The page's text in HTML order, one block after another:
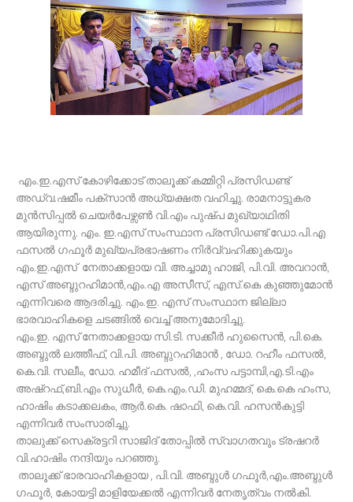
എം.ഇ.എസ് കോഴിക്കോട് താലൂക്ക് കമ്മിറ്റി പ്രസിഡണ്ട്
അഡ്വ.ഷമീം പക്സാൻ അധ്യക്ഷത വഹിച്ചു. രാമനാട്ടുകര
മുൻസിപ്പൽ ചെയർപേഴ്സൺ വി.എം പുഷ്പ മുഖ്യാഥിതി
ആയിരുന്നു. എം. ഇ.എസ് സംസ്ഥാന പ്രസിഡണ്ട് ഡോ.പി.എ
ഫസൽ ഗഫൂർ മുഖ്യപ്രഭാഷണം നിർവ്വഹിക്കുകയും
എം.ഇ.എസ് നേതാക്കളായ വി. അച്ചാമു ഹാജി, പി.വി. അവറാൻ,
എസ് അബ്ദുറഹിമാൻ,എം.എ അസീസ്, എസ്.കെ കുഞ്ഞുമോൻ
എന്നിവരെ ആദരിച്ചു. എം.ഇ. എസ് സംസ്ഥാന ജില്ലാ
ഭാരവാഹികളെ ചടങ്ങിൽ വെച്ച് അനുമോദിച്ചു.
എം.ഇ. എസ് നേതാക്കളായ സി.ടി. സക്കീർ ഹുസൈൻ, പി.കെ.
അബ്ദുൽ ലത്തീഫ്, വി.പി. അബ്ദുറഹിമാൻ , ഡോ. റഹീം ഫസൽ,
കെ.വി. സലീം, ഡോ. ഹമീദ് ഫസൽ, ,ഹംസ പട്ടാമ്പി,എ.ടി.എം
അഷ്റഫ്,ബി.എം സുധീർ, കെ.എം.ഡി. മുഹമ്മദ്, കെ.കെ ഹംസ,
ഹാഷിം കടാക്കലകം, ആർ.കെ. ഷാഫി, കെ.വി. ഹസൻകുട്ടി
എന്നിവർ സംസാരിച്ചു.
താലുക്ക് സെക്രട്ടറി സാജിദ് തോപ്പിൽ സ്വാഗതവും ട്രഷറർ
വി.ഹാഷിം നന്ദിയും പറഞ്ഞു.
താലൂക്ക് ഭാരവാഹികളായ , പി.വി. അബ്ദുൾ ഗഫൂർ,എം.അബ്ദുൾ
ഗഫൂർ, കോയട്ടി മാളിയേക്കൽ എന്നിവർ നേതൃത്വം നൽകി.